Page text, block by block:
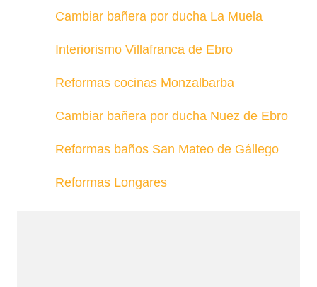
Cambiar bañera por ducha La Muela
Interiorismo Villafranca de Ebro
Reformas cocinas Monzalbarba
Cambiar bañera por ducha Nuez de Ebro
Reformas baños San Mateo de Gállego
Reformas Longares